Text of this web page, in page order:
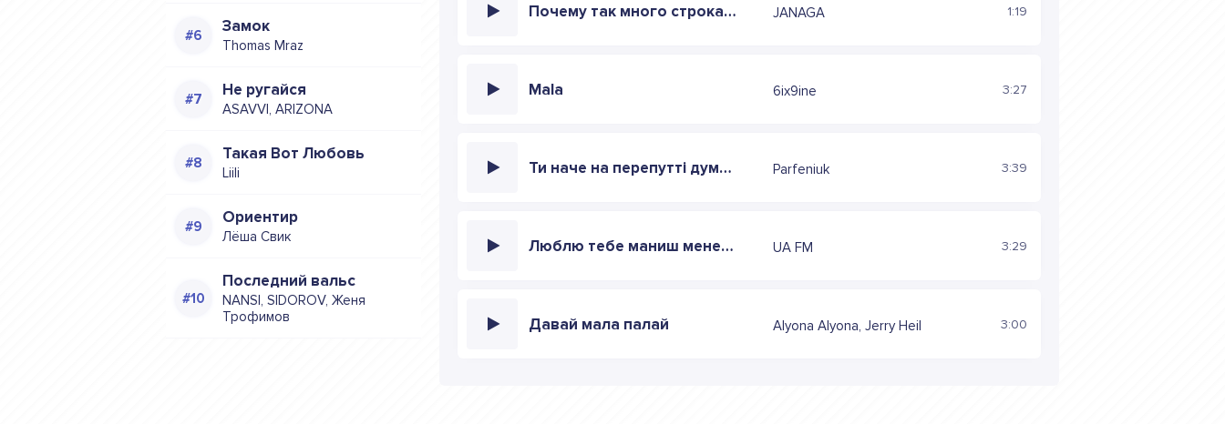
Замок
Thomas Mraz
Не ругайся
ASAVVI, ARIZONA
Такая Вот Любовь
Liili
Ориентир
Лёша Свик
Последний вальс
NANSI, SIDOROV, Женя
Трофимов
Почему так много строка покоя мала JANAGA 1:19
Mala 6ix9ine 3:27
Ти наче на перепуттi думки про тебе мої не забутi Parfeniuk 3:39
Люблю тебе маниш мене дурманиш UA FM 3:29
Давай мала палай Alyona Alyona, Jerry Heil 3:00